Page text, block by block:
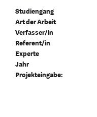
Studiengang
Art der Arbeit
Verfasser/in
Referent/in
Experte
Jahr
Projekteingabe: